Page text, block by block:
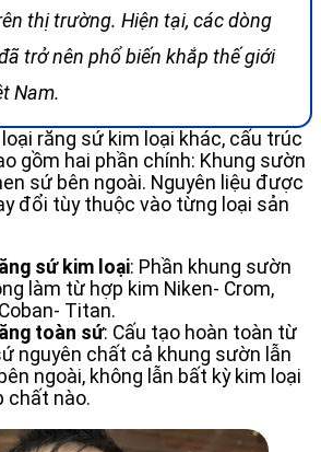
thị trường. Hiện tại, các dòng
trở nên phổ biến khắp thế giới
Nam.
răng sứ kim loại khác, cấu trúc
gồm hai phần chính: Khung sườn
sứ bên ngoài. Nguyên liệu được
đổi tùy thuộc vào từng loại sản
sứ kim loại: Phần khung sườn
làm từ hợp kim Niken- Crom,
Titan.
toàn sứ: Cấu tạo hoàn toàn từ
nguyên chất cả khung sườn lẫn
ngoài, không lẫn bất kỳ kim loại
chất nào.